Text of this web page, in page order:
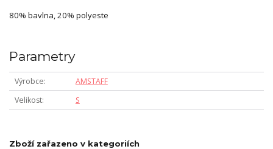
80% bavlna, 20% polyeste
Parametry
Výrobce
AMSTAFF
Velikost
S
Zboží zařazeno v kategoriích